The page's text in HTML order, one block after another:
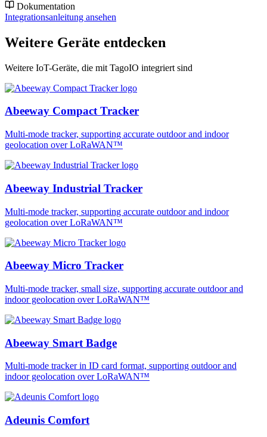
Dokumentation
Integrationsanleitung ansehen
Weitere Geräte entdecken
Weitere IoT-Geräte, die mit TagoIO integriert sind
Abeeway Compact Tracker
Multi-mode tracker, supporting accurate outdoor and indoor
geolocation over LoRaWAN™
Abeeway Industrial Tracker
Multi-mode tracker, supporting accurate outdoor and indoor
geolocation over LoRaWAN™
Abeeway Micro Tracker
Multi-mode tracker, small size, supporting accurate outdoor and
indoor geolocation over LoRaWAN™
Abeeway Smart Badge
Multi-mode tracker in ID card format, supporting outdoor and
indoor geolocation over LoRaWAN™
Adeunis Comfort